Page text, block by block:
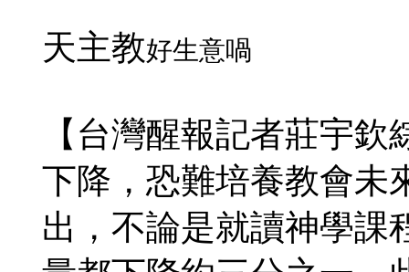
天主教好生意喎
【台灣醒報記者莊宇
下降，恐難培養教會未
出，不論是就讀神學課